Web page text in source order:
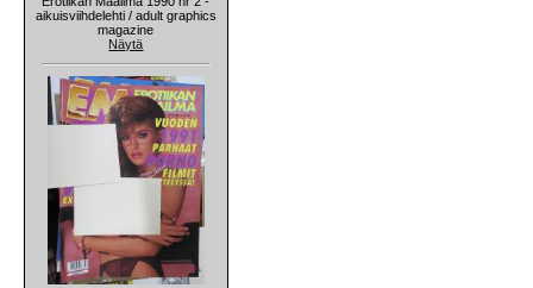
aikuisviihdelehti / adult graphics
magazine
Näytä